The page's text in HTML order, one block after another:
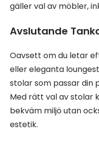
gäller val av möbler,
Avslutande
Oavsett om du letar
eller eleganta
stolar som passar din
Med rätt val av stolar
bekväm miljö utan
estetik.